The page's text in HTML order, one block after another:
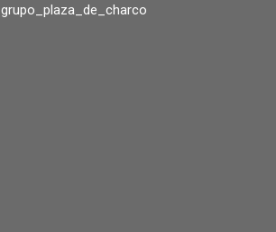
grupo_plaza_de_charco